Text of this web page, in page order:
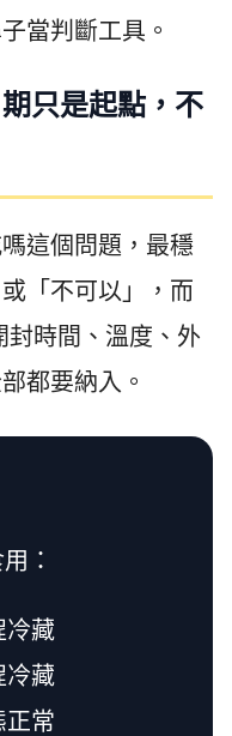
當判斷工具。
只是起點，不
這個問題，最穩
「不可以」，而
封時間、溫度、外
都要納入。
：
冷藏
冷藏
正常